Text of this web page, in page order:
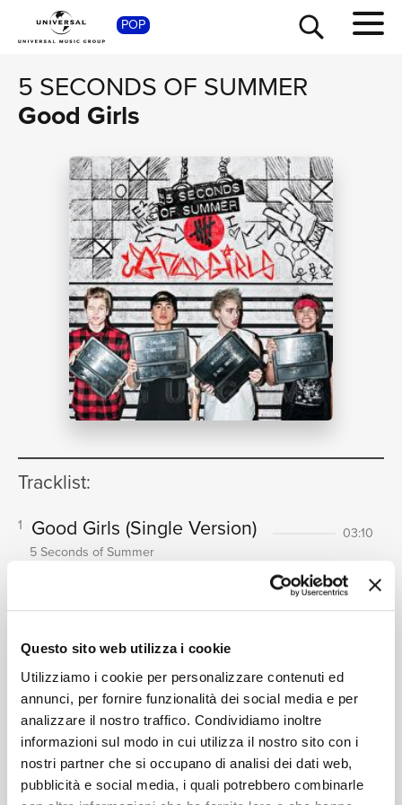
Questo sito web utilizza i cookie
Utilizziamo i cookie per personalizzare contenuti ed
annunci, per fornire funzionalità dei social media e per
analizzare il nostro traffico. Condividiamo inoltre
informazioni sul modo in cui utilizza il nostro sito con i
nostri partner che si occupano di analisi dei dati web,
pubblicità e social media, i quali potrebbero combinarle
POP
5 SECONDS OF SUMMER
Good Girls
Tracklist:
1 Good Girls (Single Version)
03:10
5 Seconds of Summer
02:39
5 Seconds of Summer
4 Good Girls(Acoustic)
03:03
5 Seconds of Summer
SHOP
TOUR
NEWS
RICERCA
CHI SIAMO
CONTATTI